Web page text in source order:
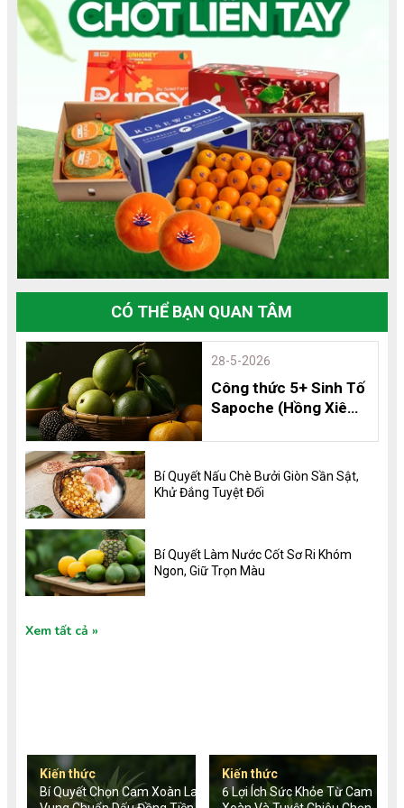
CÓ THỂ BẠN QUAN TÂM
28-5-2026
Công thức 5+ Sinh Tố
Sapoche (Hồng Xiêm)
Dưỡng và 8 Lợi Ích
Không Thể Bỏ Qua
Bí Quyết Nấu Chè Bưởi Giòn Sần Sật,
Khử Đắng Tuyệt Đối
Bí Quyết Làm Nước Cốt Sơ Ri Khóm
Ngon, Giữ Trọn Màu
Xem tất cả
Kiến thức
Bí Quyết Chọn Cam Xoàn Lai
Kiến thức
6 Lợi Ích Sức Khỏe Từ Cam